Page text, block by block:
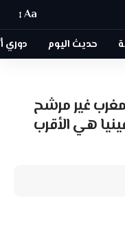
Aa
حديث اليوم دوري
غير مرشح
هي الأقرب